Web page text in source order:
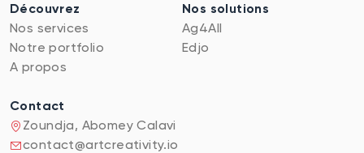
Découvrez
Nos services
Notre portfolio
A propos
Nos solutions
Ag4All
Edjo
Contact
Zoundja, Abomey Calavi
contact@artcreativity.io